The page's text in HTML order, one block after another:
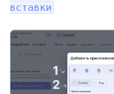
вставки